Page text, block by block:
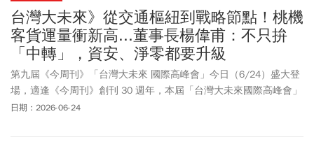
台灣大未來》從交通樞紐到戰略節點！桃機
客貨運量衝新高...董事長楊偉甫：不只拚
「中轉」，資安、淨零都要升級
第九屆《今周刊》「台灣大未來 國際高峰會」今日（6/24）盛大登
場，適逢《今周刊》創刊 30 週年，本屆「台灣大未來國際高峰會」
匯集產官學界重量級領袖與專家學者，從全球經濟重組、AI 科技浪
日期：2026-06-24